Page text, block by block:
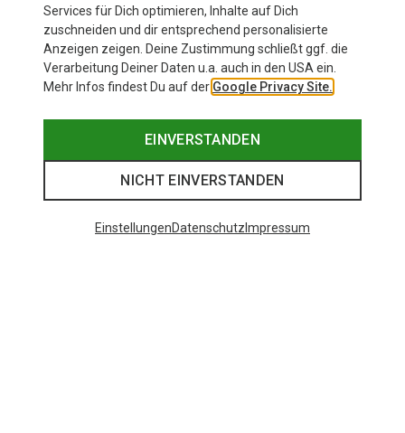
Services für Dich optimieren, Inhalte auf Dich
zuschneiden und dir entsprechend personalisierte
Anzeigen zeigen. Deine Zustimmung schließt ggf. die
Verarbeitung Deiner Daten u.a. auch in den USA ein.
Mehr Infos findest Du auf der Google Privacy Site.
EINVERSTANDEN
NICHT EINVERSTANDEN
EinstellungenDatenschutz Impressum